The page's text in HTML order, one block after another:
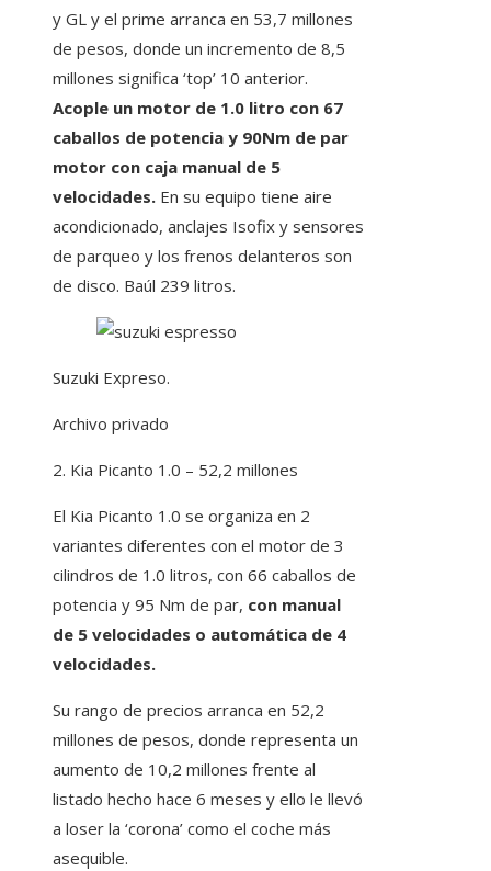
y GL y el prime arranca en 53,7 millones
de pesos, donde un incremento de 8,5
millones significa ‘top’ 10 anterior.
Acople un motor de 1.0 litro con 67
caballos de potencia y 90Nm de par
motor con caja manual de 5
velocidades. En su equipo tiene aire
acondicionado, anclajes Isofix y sensores
de parqueo y los frenos delanteros son
de disco. Baúl 239 litros.
Suzuki Expreso.
Archivo privado
2. Kia Picanto 1.0 – 52,2 millones
El Kia Picanto 1.0 se organiza en 2
variantes diferentes con el motor de 3
cilindros de 1.0 litros, con 66 caballos de
potencia y 95 Nm de par, con manual
de 5 velocidades o automática de 4
velocidades.
Su rango de precios arranca en 52,2
millones de pesos, donde representa un
aumento de 10,2 millones frente al
listado hecho hace 6 meses y ello le llevó
a loser la ‘corona’ como el coche más
asequible.